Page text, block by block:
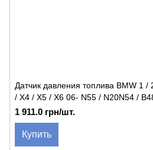
Датчик давления топлива BMW 1
/ X4 / X5 / X6 06- N55 / N20N54 /
1 911.0 грн/шт.
Купить